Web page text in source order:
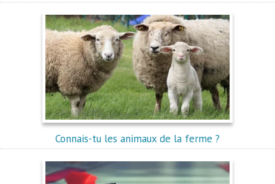
Connais-tu les animaux de la ferme ?